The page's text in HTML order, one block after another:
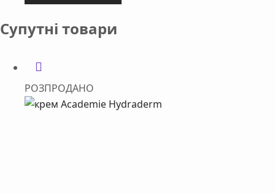
Супутні товари
РОЗПРОДАНО